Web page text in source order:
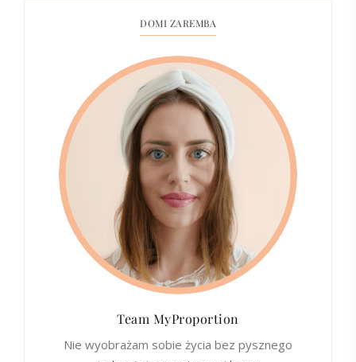
DOMI ZAREMBA
Team MyProportion
Nie wyobrażam sobie życia bez pysznego